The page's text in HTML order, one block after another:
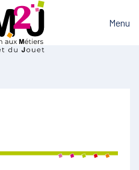
Menu